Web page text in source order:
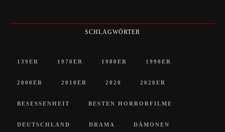
SCHLAGWÖRTER
139ER 1970ER 1980ER 1990ER
2000ER 2010ER 2020 2020ER
BESESSENHEIT BESTEN HORRORFILME
DEUTSCHLAND DRAMA DÄMONEN